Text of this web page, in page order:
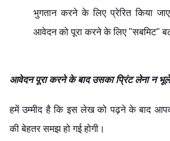
भुगतान करने के लिए प्रेरित किया
आवेदन को पूरा करने के लिए "सबमिट"
आवेदन पूरा करने के बाद उसका प्रिंट लेना न
हमें उम्मीद है कि इस लेख को पढ़ने के बाद
की बेहतर समझ हो गई होगी।